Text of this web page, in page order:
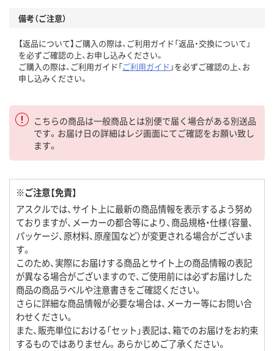
備考（ご注意）
【返品について】ご購入の際は、ご利用ガイド「返品・交換について」
を必ずご確認の上、お申し込みください。
ご購入の際は、ご利用ガイド「ご利用ガイド 」を必ずご確認の上、お
申し込みください。
こちらの商品は一般商品とは別便で届く場合がある別送品
です。お届け日の詳細はレジ画面にてご確認をお願い致し
ます。
※ご注意【免責】
アスクルでは、サイト上に最新の商品情報を表示するよう努め
ておりますが、メーカーの都合等により、商品規格・仕様（容量、
パッケージ、原材料、原産国など）が変更される場合がございま
す。
このため、実際にお届けする商品とサイト上の商品情報の表記
が異なる場合がございますので、ご使用前には必ずお届けした
商品の商品ラベルや注意書きをご確認ください。
さらに詳細な商品情報が必要な場合は、メーカー等にお問い合
わせください。
また、販売単位における「セット」表記は、箱でのお届けをお約束
するものではありません。あらかじめご了承ください。